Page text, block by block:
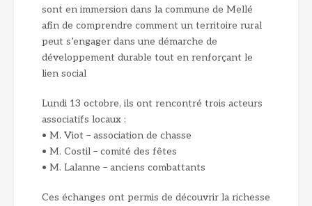
sont en immersion dans la commune de Mellé
afin de comprendre comment un territoire rural
peut s’engager dans une démarche de
développement durable tout en renforçant le
lien social
Lundi 13 octobre, ils ont rencontré trois acteurs
associatifs locaux :
• M. Viot – association de chasse
• M. Costil – comité des fêtes
• M. Lalanne – anciens combattants
Ces échanges ont permis de découvrir la richesse